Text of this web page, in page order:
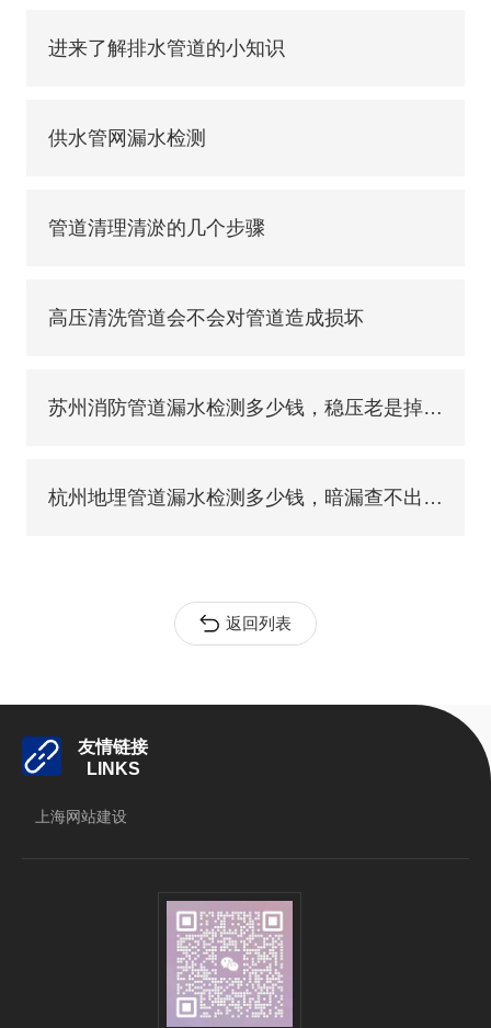
进来了解排水管道的小知识
供水管网漏水检测
管道清理清淤的几个步骤
高压清洗管道会不会对管道造成损坏
苏州消防管道漏水检测多少钱，稳压老是掉压，地下暗漏怎么精准排查
杭州地埋管道漏水检测多少钱，暗漏查不出原因，地下管网查漏怎么做
返回列表
友情链接
LINKS
上海网站建设